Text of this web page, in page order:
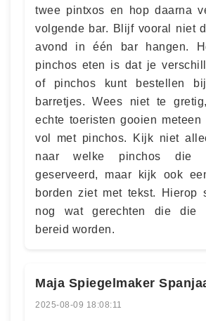
twee pintxos en hop daarna
volgende bar. Blijf vooral niet
avond in één bar hangen.
pinchos eten is dat je
of pinchos kunt bestellen
barretjes. Wees niet te
echte toeristen gooien meteen
vol met pinchos. Kijk niet
naar welke pinchos die
geserveerd, maar kijk ook
borden ziet met tekst. Hierop
nog wat gerechten die die
bereid worden.
Maja Spiegelmaker
2025-08-09 18:08:11